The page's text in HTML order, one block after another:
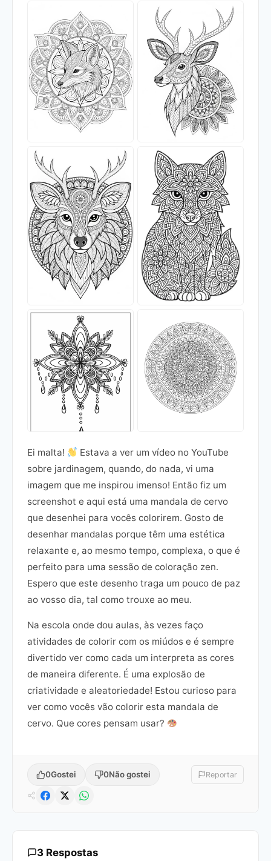
Ei malta!
Estava a ver um vídeo no YouTube
sobre jardinagem, quando, do nada, vi uma
imagem que me inspirou imenso! Então fiz um
screenshot e aqui está uma mandala de cervo
que desenhei para vocês colorirem. Gosto de
desenhar mandalas porque têm uma estética
relaxante e, ao mesmo tempo, complexa, o que é
perfeito para uma sessão de coloração zen.
Espero que este desenho traga um pouco de paz
ao vosso dia, tal como trouxe ao meu.
Na escola onde dou aulas, às vezes faço
atividades de colorir com os miúdos e é sempre
divertido ver como cada um interpreta as cores
de maneira diferente. É uma explosão de
criatividade e aleatoriedade! Estou curioso para
ver como vocês vão colorir esta mandala de
cervo. Que cores pensam usar?
0Gostei 0Não gostei Reportar
3 Respostas